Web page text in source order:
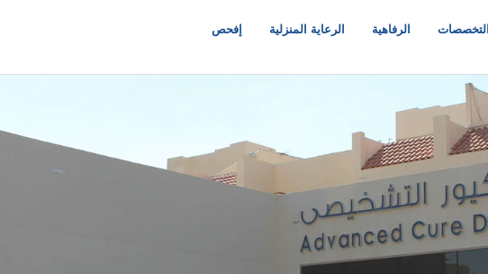
التخصصات الرفاهية الرعاية المنزلية إفحص